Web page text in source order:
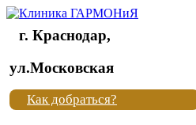
Клиника
"Новая
жизнь"
г. Краснодар,
ул.Московская
Как добраться?